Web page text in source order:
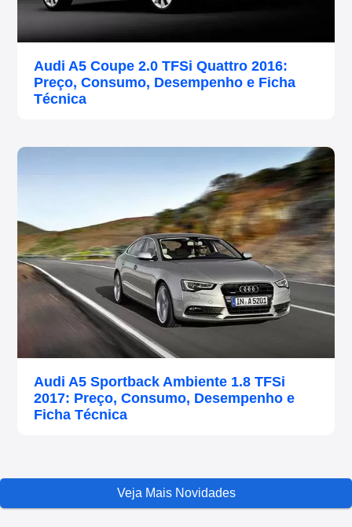
Audi A5 Coupe 2.0 TFSi Quattro 2016:
Preço, Consumo, Desempenho e Ficha
Técnica
Audi A5 Sportback Ambiente 1.8 TFSi
2017: Preço, Consumo, Desempenho e
Ficha Técnica
Veja Mais Novidades